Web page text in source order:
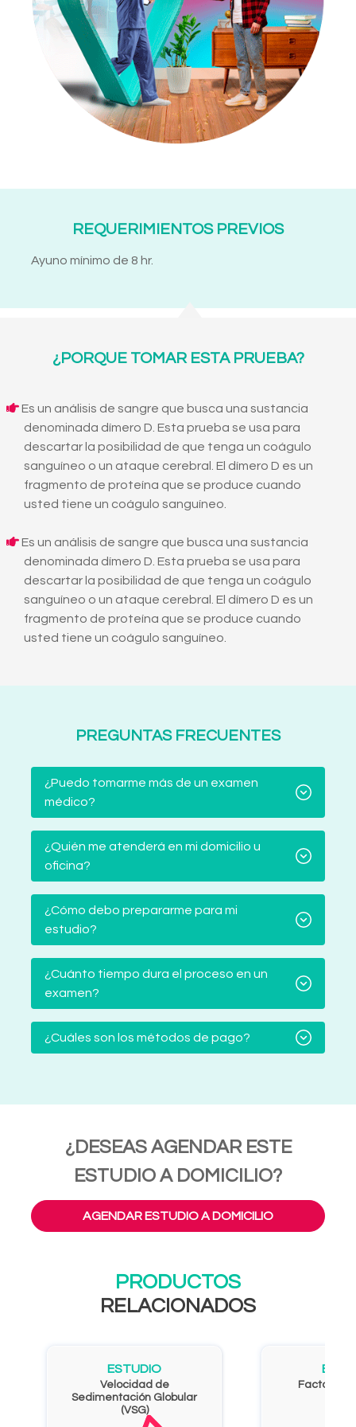
REQUERIMIENTOS PREVIOS
Ayuno mínimo de 8 hr.
¿PORQUE TOMAR ESTA PRUEBA?
Es un análisis de sangre que busca una sustancia
denominada dímero D. Esta prueba se usa para
descartar la posibilidad de que tenga un coágulo
sanguíneo o un ataque cerebral. El dímero D es un
fragmento de proteína que se produce cuando
usted tiene un coágulo sanguíneo.
Es un análisis de sangre que busca una sustancia
denominada dímero D. Esta prueba se usa para
descartar la posibilidad de que tenga un coágulo
sanguíneo o un ataque cerebral. El dímero D es un
fragmento de proteína que se produce cuando
usted tiene un coágulo sanguíneo.
PREGUNTAS FRECUENTES
¿Puedo tomarme más de un examen
médico?
¿Quién me atenderá en mi domicilio u
oficina?
¿Cómo debo prepararme para mi
estudio?
¿Cuánto tiempo dura el proceso en un
examen?
¿Cuáles son los métodos de pago?
¿DESEAS AGENDAR ESTE
ESTUDIO A DOMICILIO?
AGENDAR ESTUDIO A DOMICILIO
PRODUCTOS
RELACIONADOS
ESTUDIO
Velocidad de
Sedimentación Globular
(VSG)
Factor